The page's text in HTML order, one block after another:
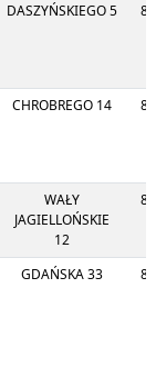
DASZYŃSKIEGO 5
CHROBREGO 14
WAŁY
JAGIELLOŃSKIE
12
GDAŃSKA 33